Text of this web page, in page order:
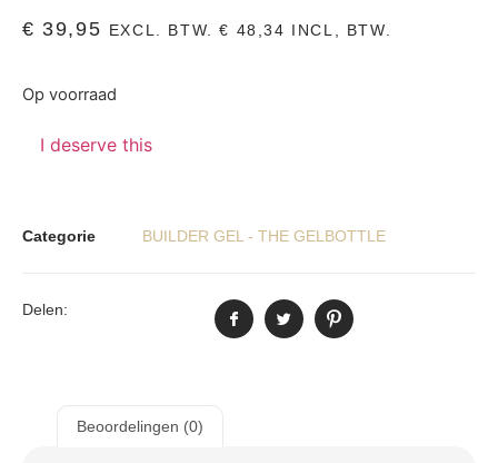
€ 39,95 EXCL. BTW.€ 48,34 INCL, BTW.
Op voorraad
I deserve this
Categorie BUILDER GEL - THE GELBOTTLE
Delen:
Beoordelingen (0)